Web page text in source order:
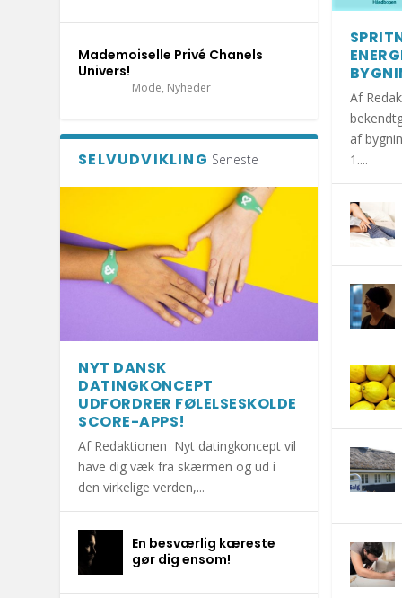
Mademoiselle Privé Chanels
Univers!
Mode, Nyheder
SELVUDVIKLING Seneste
NYT DANSK
DATINGKONCEPT
UDFORDRER FØLELSESKOLDE
SCORE-APPS!
Af Redaktionen Nyt datingkoncept vil
have dig væk fra skærmen og ud i
den virkelige verden,...
En besværlig kæreste
gør dig ensom!
Af
af
1....